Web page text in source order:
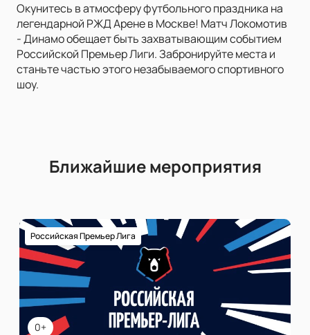
Окунитесь в атмосферу футбольного праздника на
легендарной РЖД Арене в Москве! Матч Локомотив
- Динамо обещает быть захватывающим событием
Российской Премьер Лиги. Забронируйте места и
станьте частью этого незабываемого спортивного
шоу.
Ближайшие мероприятия
0+
Российская Премьер Лига